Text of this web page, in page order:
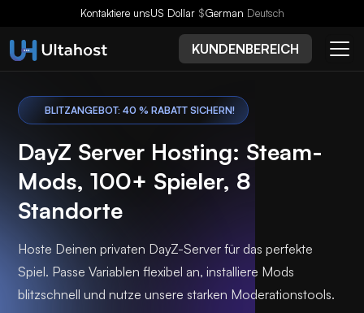
Kontaktiere unsUS Dollar $German Deutsch
KUNDENBEREICH
BLITZANGEBOT: 40 % RABATT SICHERN!
DayZ Server Hosting: Steam-
Mods, 100+ Spieler, 8
Standorte
Hoste Deinen privaten DayZ-Server für das perfekte
Spiel. Passe Variablen flexibel an, installiere Mods
blitzschnell und nutze unsere starken Moderationstools.